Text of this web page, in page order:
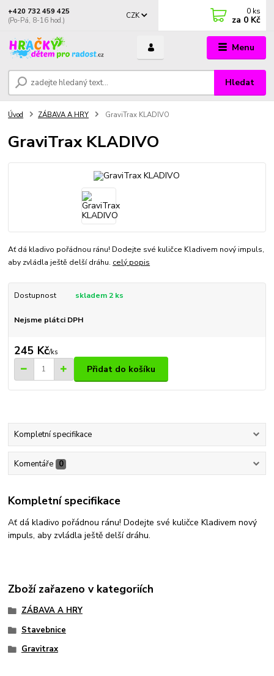
Menu
CZK
Hledat
+420 732 459 425
(Po-Pá, 8-16 hod.)
0 ks
za 0 Kč
Úvod ZÁBAVA A HRY GraviTrax KLADIVO
GraviTrax KLADIVO
Ať dá kladivo pořádnou ránu! Dodejte své kuličce Kladivem nový impuls,
aby zvládla ještě delší dráhu. celý popis
Dostupnost skladem 2 ks
Nejsme plátci DPH
245 Kč/ks
Přidat do košíku
Kompletní specifikace
Komentáře 0
Kompletní specifikace
Ať dá kladivo pořádnou ránu! Dodejte své kuličce Kladivem nový
impuls, aby zvládla ještě delší dráhu.
Zboží zařazeno v kategoriích
ZÁBAVA A HRY
Stavebnice
Gravitrax